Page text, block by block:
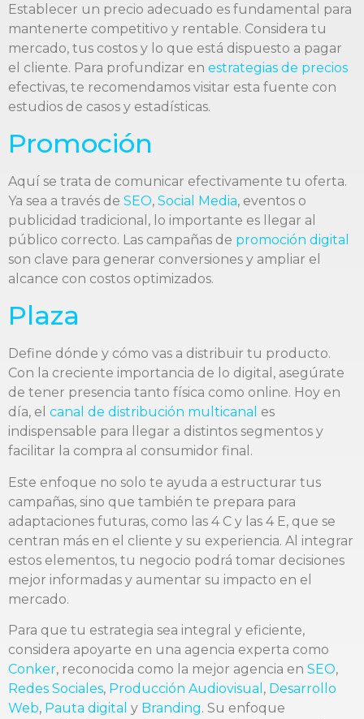
Establecer un precio adecuado es fundamental para
mantenerte competitivo y rentable. Considera tu
mercado, tus costos y lo que está dispuesto a pagar
el cliente. Para profundizar en estrategias de precios
efectivas, te recomendamos visitar esta fuente con
estudios de casos y estadísticas.
Promoción
Aquí se trata de comunicar efectivamente tu oferta.
Ya sea a través de SEO, Social Media, eventos o
publicidad tradicional, lo importante es llegar al
público correcto. Las campañas de promoción digital
son clave para generar conversiones y ampliar el
alcance con costos optimizados.
Plaza
Define dónde y cómo vas a distribuir tu producto.
Con la creciente importancia de lo digital, asegúrate
de tener presencia tanto física como online. Hoy en
día, el canal de distribución multicanal es
indispensable para llegar a distintos segmentos y
facilitar la compra al consumidor final.
Este enfoque no solo te ayuda a estructurar tus
campañas, sino que también te prepara para
adaptaciones futuras, como las 4 C y las 4 E, que se
centran más en el cliente y su experiencia. Al integrar
estos elementos, tu negocio podrá tomar decisiones
mejor informadas y aumentar su impacto en el
mercado.
Para que tu estrategia sea integral y eficiente,
considera apoyarte en una agencia experta como
Conker, reconocida como la mejor agencia en SEO,
Redes Sociales, Producción Audiovisual , Desarrollo
Web, Pauta digital y Branding. Su enfoque